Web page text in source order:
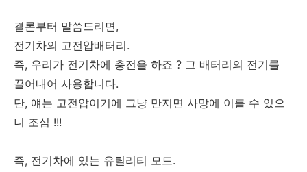
결론부터 말씀드리면,
전기차의 고전압배터리.
즉, 우리가 전기차에 충전을 하죠 ? 그 배터리의 전기를
끌어내어 사용합니다.
단, 얘는 고전압이기에 그냥 만지면 사망에 이를 수 있으
니 조심 !!!
즉, 전기차에 있는 유틸리티 모드.